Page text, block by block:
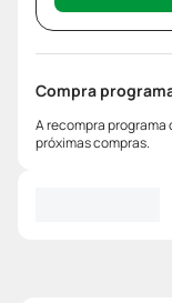
Compra
A recompra programa
próximas compras.